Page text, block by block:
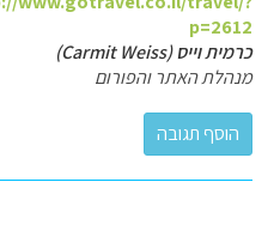
p=2612
כרמית וייס (Carmit Weiss)
מנהלת האתר והפורום